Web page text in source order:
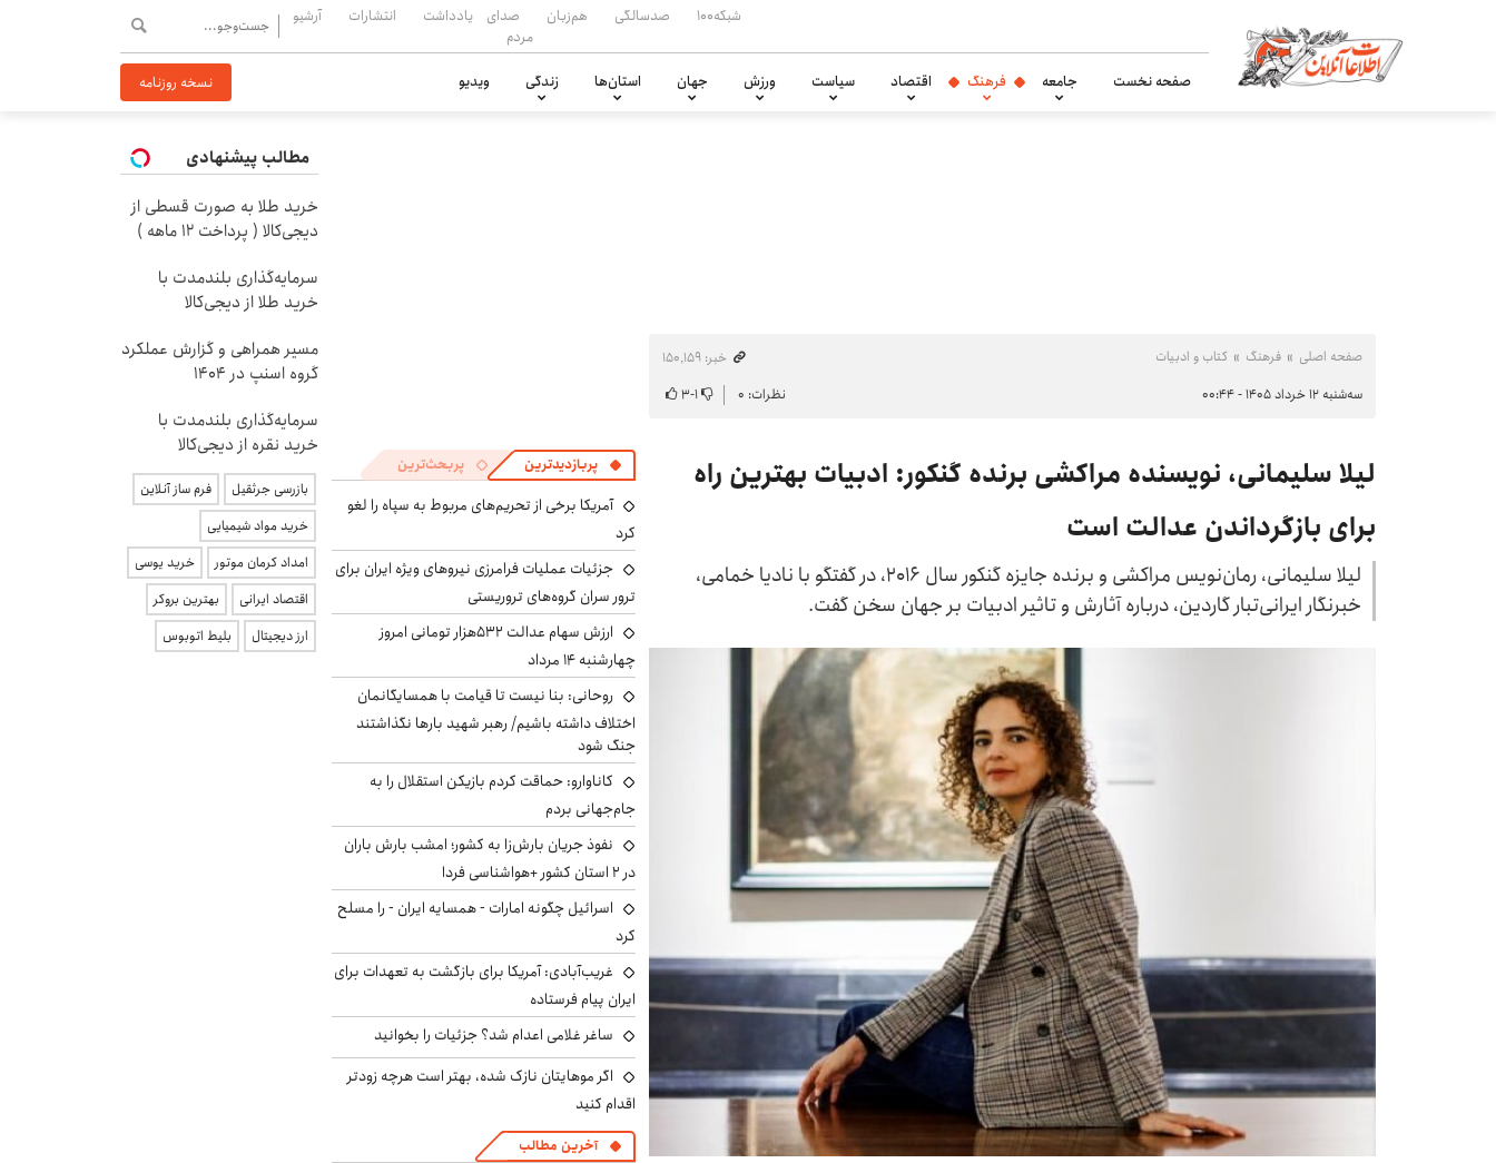
شبکه۱۰۰ صدسالگی هم‌زبان
صدای
مردم
یادداشت انتشارات آرشیو
صفحه نخست جامعه فرهنگ اقتصاد سیاست ورزش جهان استان‌ها زندگی ویدیو نسخه روزنامه
صفحه اصلی فرهنگ کتاب و ادبیات
خبر: ۱۵۰٬۱۵۹
سه‌شنبه ۱۲ خرداد ۱۴۰۵ - ۰۰:۴۴
نظرات: ۰ ۱-۳
لیلا سلیمانی، نویسنده مراکشی برنده گنکور: ادبیات بهترین راه
برای بازگرداندن عدالت است
لیلا سلیمانی، رمان‌نویس مراکشی و برنده جایزه گنکور سال ۲۰۱۶، در گفتگو با نادیا خمامی،
خبرنگار ایرانی‌تبار گاردین، درباره آثارش و تاثیر ادبیات بر جهان سخن گفت.
پربازدیدترین پربحث‌ترین
آمریکا برخی از تحریم‌های مربوط به سپاه را لغو
کرد
جزئیات عملیات فرامرزی نیروهای ویژه ایران برای
ترور سران گروه‌های تروریستی
ارزش سهام عدالت ۵۳۲هزار تومانی امروز
چهارشنبه ۱۴ مرداد
روحانی: بنا نیست تا قیامت با همسایگانمان
اختلاف داشته باشیم/ رهبر شهید بارها نگذاشتند
جنگ شود
کاناوارو: حماقت کردم بازیکن استقلال را به
جام‌جهانی بردم
نفوذ جریان بارش‌زا به کشور؛ امشب بارش باران
در ۲ استان کشور +هواشناسی فردا
اسرائیل چگونه امارات - همسایه ایران - را مسلح
کرد
غریب‌آبادی: آمریکا برای بازگشت به تعهدات برای
ایران پیام فرستاده
ساغر غلامی اعدام شد؟ جزئیات را بخوانید
اگر موهایتان نازک شده، بهتر است هرچه زودتر
اقدام کنید
آخرین مطالب
مطالب پیشنهادی
خرید طلا به صورت قسطی از
دیجی‌کالا ( پرداخت 12 ماهه )
سرمایه‌گذاری بلندمدت با
خرید طلا از دیجی‌کالا
مسیر همراهی و گزارش عملکرد
گروه اسنپ در ۱۴۰۴
سرمایه‌گذاری بلندمدت با
خرید نقره از دیجی‌کالا
بازرسی جرثقیل
فرم ساز آنلاین
خرید مواد شیمیایی
امداد کرمان موتور
خرید یوسی
اقتصاد ایرانی
بهترین بروکر
ارز دیجیتال
بلیط اتوبوس